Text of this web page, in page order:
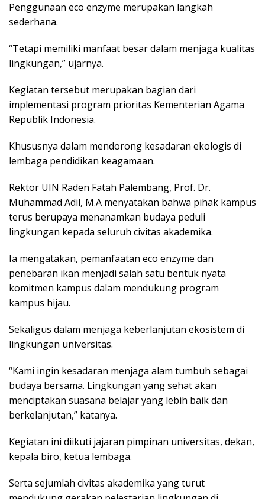
Penggunaan eco enzyme merupakan langkah
sederhana.
“Tetapi memiliki manfaat besar dalam menjaga kualitas
lingkungan,” ujarnya.
Kegiatan tersebut merupakan bagian dari
implementasi program prioritas Kementerian Agama
Republik Indonesia.
Khususnya dalam mendorong kesadaran ekologis di
lembaga pendidikan keagamaan.
Rektor UIN Raden Fatah Palembang, Prof. Dr.
Muhammad Adil, M.A menyatakan bahwa pihak kampus
terus berupaya menanamkan budaya peduli
lingkungan kepada seluruh civitas akademika.
Ia mengatakan, pemanfaatan eco enzyme dan
penebaran ikan menjadi salah satu bentuk nyata
komitmen kampus dalam mendukung program
kampus hijau.
Sekaligus dalam menjaga keberlanjutan ekosistem di
lingkungan universitas.
“Kami ingin kesadaran menjaga alam tumbuh sebagai
budaya bersama. Lingkungan yang sehat akan
menciptakan suasana belajar yang lebih baik dan
berkelanjutan,” katanya.
Kegiatan ini diikuti jajaran pimpinan universitas, dekan,
kepala biro, ketua lembaga.
Serta sejumlah civitas akademika yang turut